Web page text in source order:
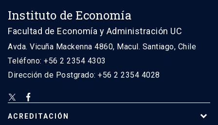
Instituto de Economía
Facultad de Economía y Administración UC
Avda. Vicuña Mackenna 4860, Macul. Santiago, Chile
Teléfono: +56 2 2354 4303
Dirección de Postgrado: +56 2 2354 4028
ACREDITACIÓN